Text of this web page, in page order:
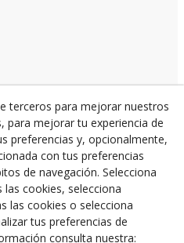
terceros para mejorar nuestros
para mejorar tu experiencia de
preferencias y, opcionalmente,
con tus preferencias
de navegación. Selecciona
las cookies, selecciona
las cookies o selecciona
tus preferencias de
consulta nuestra: